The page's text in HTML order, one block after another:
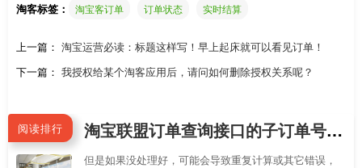
淘客标签： 淘宝客订单 订单状态 实时结算
上一篇： 淘宝运营必读：标题这样写！早上起床就可以看见订单！
下一篇： 我授权给某个淘客应用后，请问如何删除授权关系呢？
阅读排行 淘宝联盟订单查询接口的子订单号和父订单号是什么区别？怎样区分每个订单
但是如果没处理好，可能会导致重复计算或其它错误，